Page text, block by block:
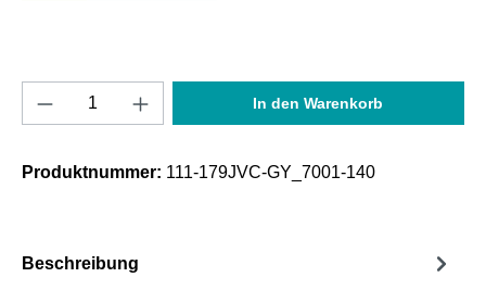
Produkt Anzahl: Gib den gewünschten
In den Warenkorb
Produktnummer: 111-179JVC-GY_7001-140
Beschreibung